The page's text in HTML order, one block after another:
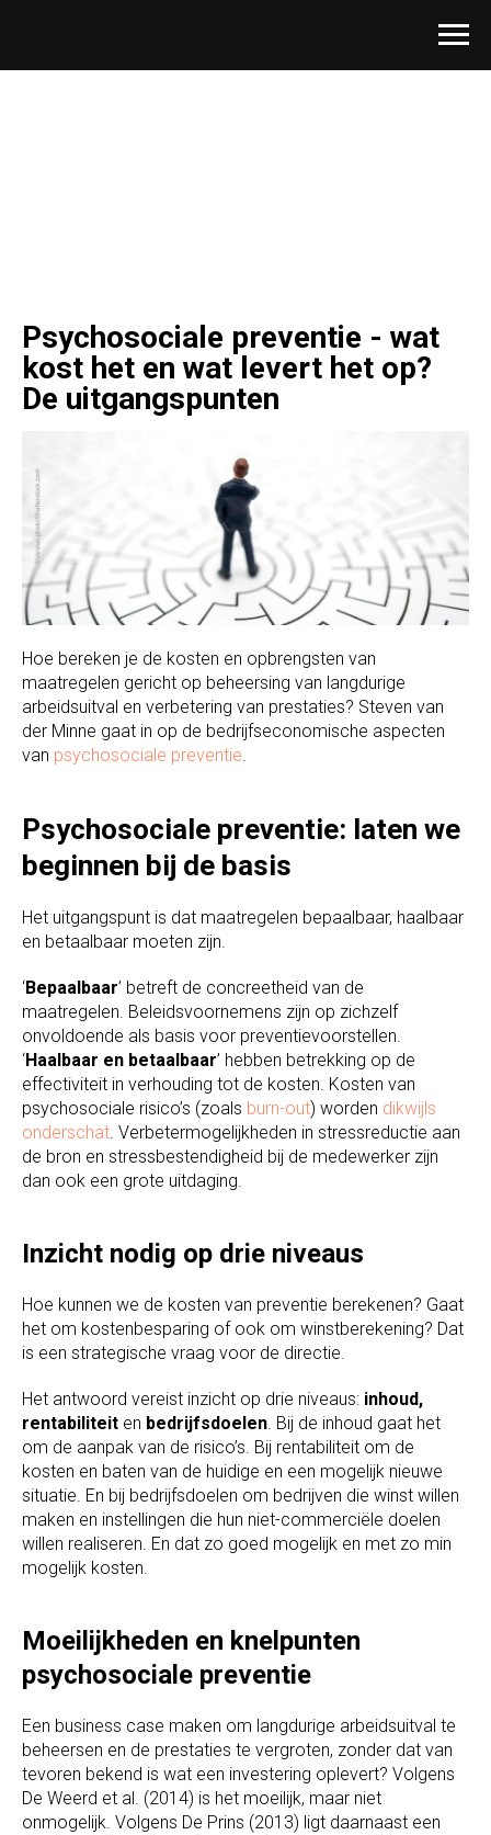
Psychosociale preventie - wat
kost het en wat levert het op?
De uitgangspunten
Hoe bereken je de kosten en opbrengsten van
maatregelen gericht op beheersing van langdurige
arbeidsuitval en verbetering van prestaties? Steven van
der Minne gaat in op de bedrijfseconomische aspecten
van psychosociale preventie.
Psychosociale preventie: laten we
beginnen bij de basis
Het uitgangspunt is dat maatregelen bepaalbaar, haalbaar
en betaalbaar moeten zijn.
‘Bepaalbaar’ betreft de concreetheid van de
maatregelen. Beleidsvoornemens zijn op zichzelf
onvoldoende als basis voor preventievoorstellen.
‘Haalbaar en betaalbaar’ hebben betrekking op de
effectiviteit in verhouding tot de kosten. Kosten van
psychosociale risico’s (zoals burn-out) worden dikwijls
onderschat. Verbetermogelijkheden in stressreductie aan
de bron en stressbestendigheid bij de medewerker zijn
dan ook een grote uitdaging.
Inzicht nodig op drie niveaus
Hoe kunnen we de kosten van preventie berekenen? Gaat
het om kostenbesparing of ook om winstberekening? Dat
is een strategische vraag voor de directie.
Het antwoord vereist inzicht op drie niveaus: inhoud,
rentabiliteit en bedrijfsdoelen. Bij de inhoud gaat het
om de aanpak van de risico’s. Bij rentabiliteit om de
kosten en baten van de huidige en een mogelijk nieuwe
situatie. En bij bedrijfsdoelen om bedrijven die winst willen
maken en instellingen die hun niet-commerciële doelen
willen realiseren. En dat zo goed mogelijk en met zo min
mogelijk kosten.
Moeilijkheden en knelpunten
psychosociale preventie
Een business case maken om langdurige arbeidsuitval te
beheersen en de prestaties te vergroten, zonder dat van
tevoren bekend is wat een investering oplevert? Volgens
De Weerd et al. (2014) is het moeilijk, maar niet
onmogelijk. Volgens De Prins (2013) ligt daarnaast een